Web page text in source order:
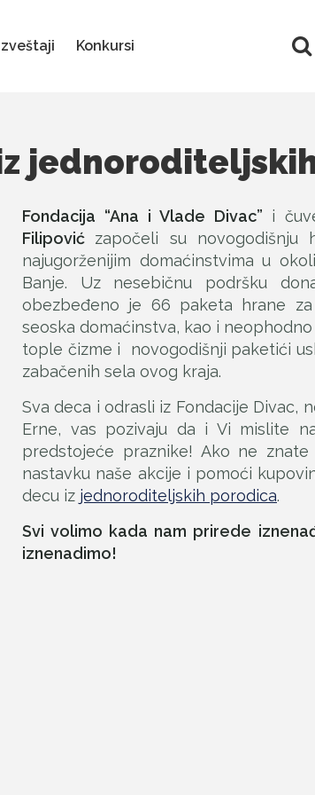
Konkursi
Fondacija “Ana i Vlade Divac” i
Filipović započeli su novogodišnju
najugorženijim domaćinstvima u
Banje. Uz nesebičnu podršku
obezbeđeno je 66 paketa hrane
seoska domaćinstva, kao i
tople čizme i novogodišnji paketići
zabačenih sela ovog kraja.
Sva deca i odrasli iz Fondacije Divac,
Erne, vas pozivaju da i Vi mislite
predstojeće praznike! Ako ne
nastavku naše akcije i pomoći
decu iz jednoroditeljskih porodica.
Svi volimo kada nam prirede
iznenadimo!